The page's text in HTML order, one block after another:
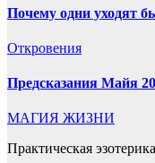
Почему одни уходят
Откровения
Предсказания Майя
МАГИЯ ЖИЗНИ
Практическая эзотерика